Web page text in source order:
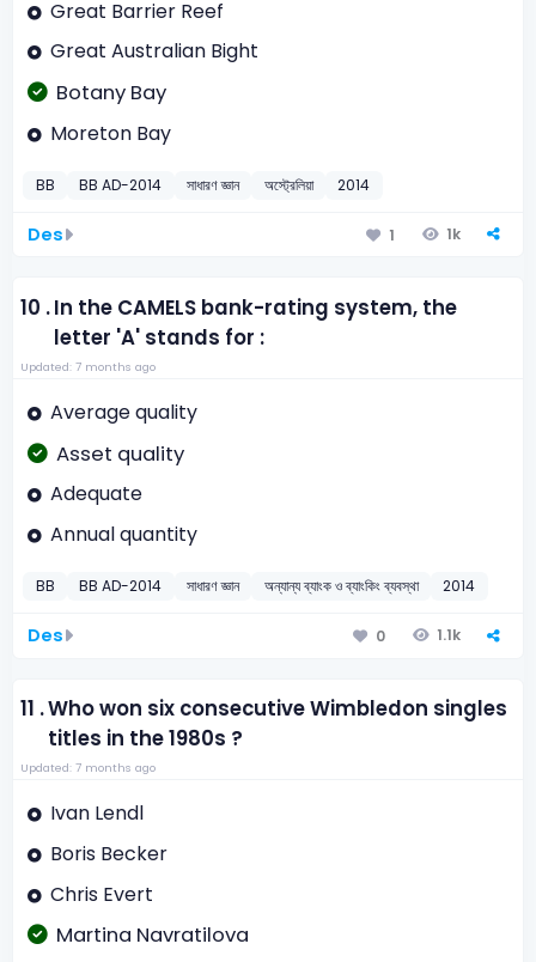
Great Barrier Reef
Great Australian Bight
Botany Bay
Moreton Bay
BB BB AD-2014 সাধারণ জ্ঞান অস্ট্রেলিয়া 2014
Des 1 1k
10 .In the CAMELS bank-rating system, the
letter 'A' stands for :
Updated: 7 months ago
Average quality
Asset quality
Adequate
Annual quantity
BB BB AD-2014 সাধারণ জ্ঞান অন্যান্য ব্যাংক ও ব্যাংকিং ব্যবস্থা 2014
Des 0 1.1k
11 .Who won six consecutive Wimbledon singles
titles in the 1980s ?
Updated: 7 months ago
Ivan Lendl
Boris Becker
Chris Evert
Martina Navratilova